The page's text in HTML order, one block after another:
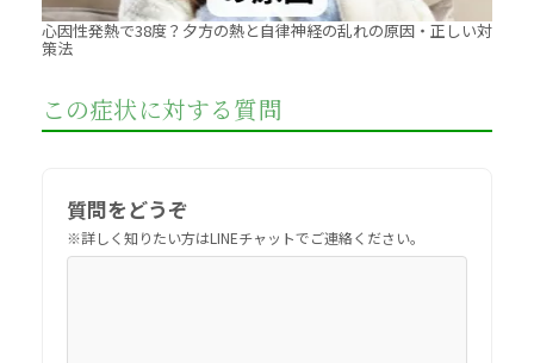
心因性発熱で38度？夕方の熱と自律神経の乱れの原因・正しい対
策法
この症状に対する質問
質問をどうぞ